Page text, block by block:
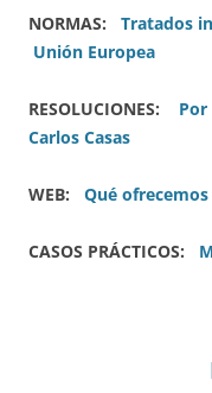
NORMAS: Tratados
Unión Europea
RESOLUCIONES: Por
Carlos Casas
WEB: Qué ofrecemos
CASOS PRÁCTICOS: